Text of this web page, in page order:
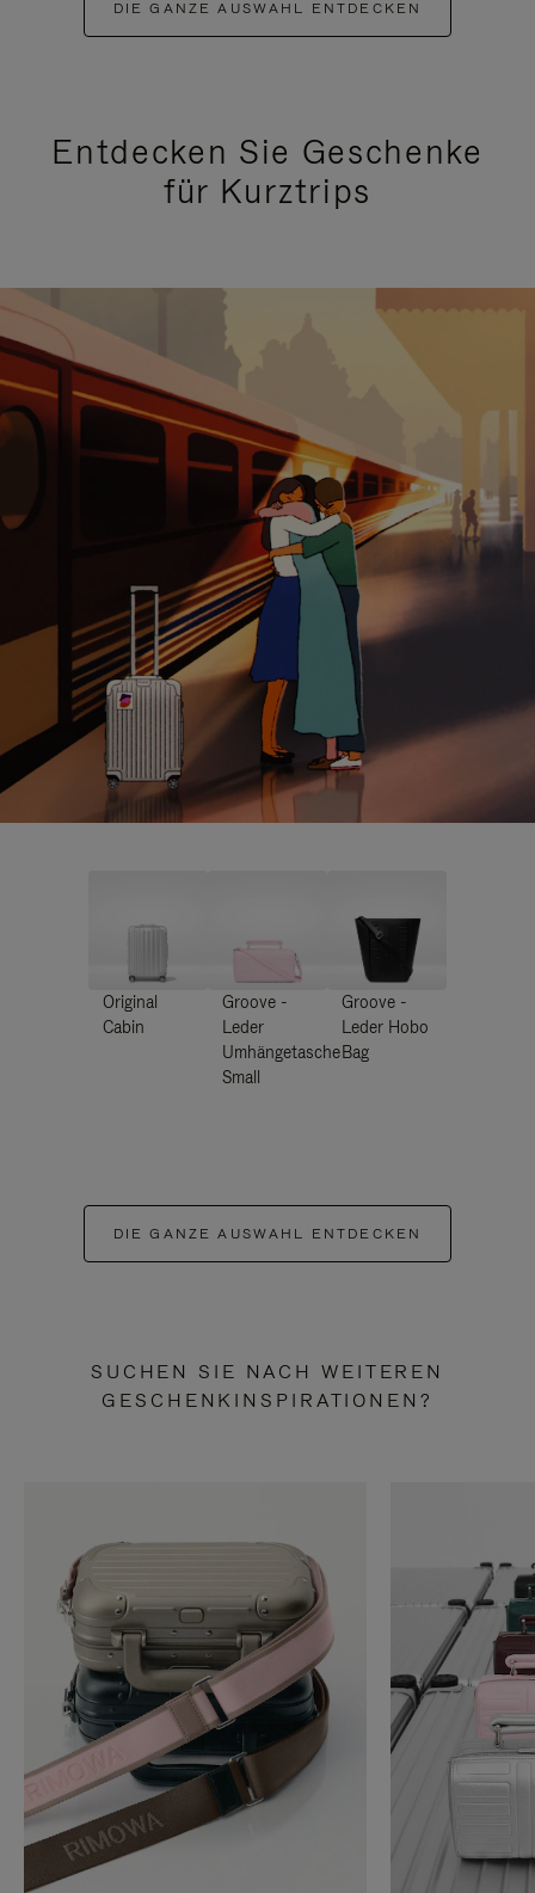
DIE GANZE AUSWAHL ENTDECKEN
Entdecken Sie Geschenke
für Kurztrips
Original
Cabin
Groove -
Leder
Umhängetasche
Small
Groove -
Leder Hobo
Bag
DIE GANZE AUSWAHL ENTDECKEN
SUCHEN SIE NACH WEITEREN
GESCHENKINSPIRATIONEN?